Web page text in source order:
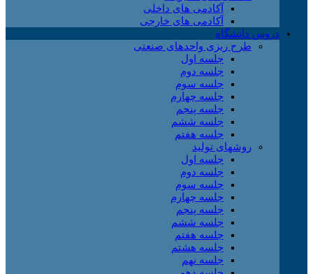
آکادمی های داخلی
آکادمی های خارجی
دروس دانشگاه
طرح ریزی واحدهای صنعتی
جلسه اول
جلسه دوم
جلسه سوم
جلسه چهارم
جلسه پنجم
جلسه ششم
جلسه هفتم
روشهای تولید
جلسه اول
جلسه دوم
جلسه سوم
جلسه چهارم
جلسه پنجم
جلسه ششم
جلسه هفتم
جلسه هشتم
جلسه نهم